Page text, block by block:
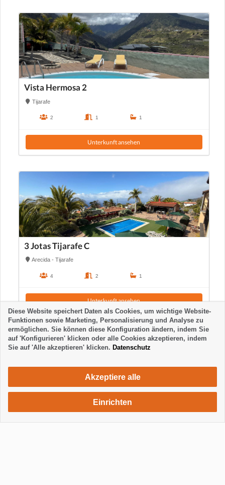
Vista Hermosa 2
Tijarafe
2 1 1
Unterkunft ansehen
3 Jotas Tijarafe C
Arecida - Tijarafe
4 2 1
Unterkunft ansehen
630 €/ Woche
Diese Website speichert Daten als Cookies, um wichtige Website-
Funktionen sowie Marketing, Personalisierung und Analyse zu
ermöglichen. Sie können diese Konfiguration ändern, indem Sie
auf 'Konfigurieren' klicken oder alle Cookies akzeptieren, indem
Sie auf 'Alle akzeptieren' klicken. Datenschutz
Akzeptiere alle
Einrichten